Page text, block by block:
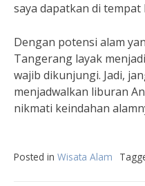
saya dapatkan di tempat
Dengan potensi alam
Tangerang layak
wajib dikunjungi. Jadi,
menjadwalkan liburan
nikmati keindahan
Posted in Wisata Alam